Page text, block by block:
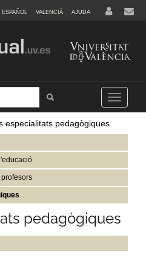
ESPAÑOL VALENCIÀ AJUDA
Tramet
Toggle
navigation
especialitats pedagògiques
pedagògiques